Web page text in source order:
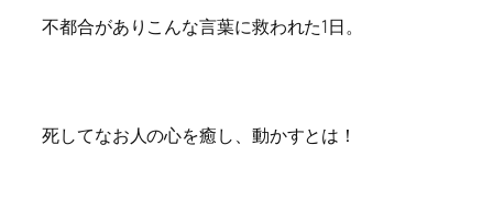
不都合がありこんな言葉に救われた1日。
死してなお人の心を癒し、動かすとは！